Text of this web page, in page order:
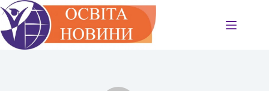
Перейти
до
вмісту